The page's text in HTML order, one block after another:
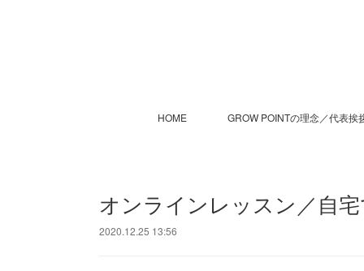
HOME GROW POINTの理念／代表挨
オンラインレッスン／自
2020.12.25 13:56